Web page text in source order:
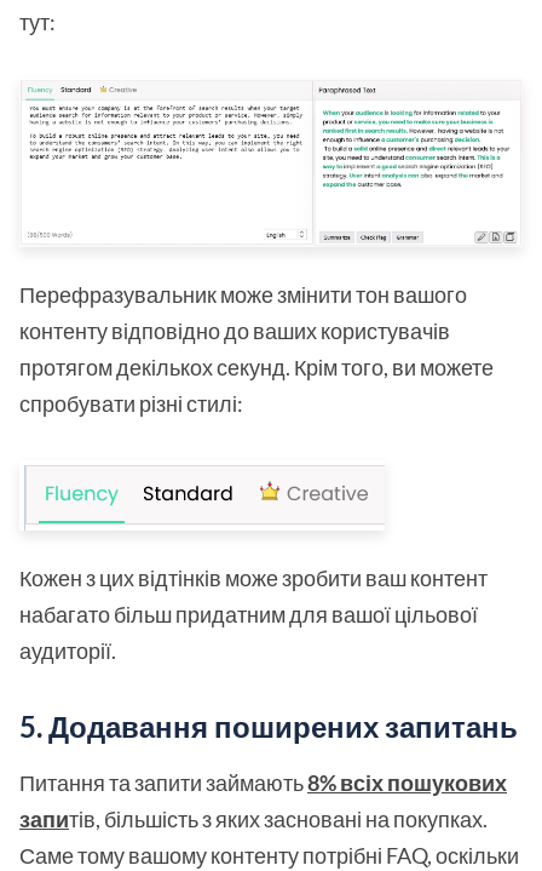
тут:
Перефразувальник може змінити тон вашого
контенту відповідно до ваших користувачів
протягом декількох секунд. Крім того, ви можете
спробувати різні стилі:
Кожен з цих відтінків може зробити ваш контент
набагато більш придатним для вашої цільової
аудиторії.
5. Додавання поширених запитань
Питання та запити займають8% всіх пошукових
запитів, більшість з яких засновані на покупках.
Саме тому вашому контенту потрібні FAQ, оскільки